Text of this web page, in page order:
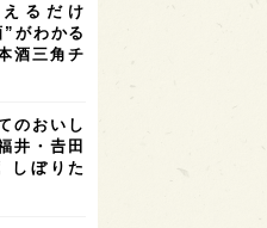
歌山県 6
島根県 5
るだけ
がわかる
酒三角チ
のおいし
井・𠮷田
しぼりた